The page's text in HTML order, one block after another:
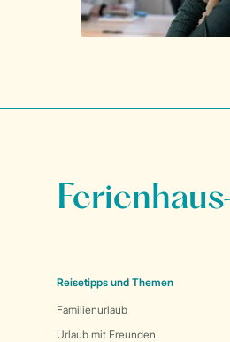
Reisetipps und Themen
Familienurlaub
Urlaub mit Freunden